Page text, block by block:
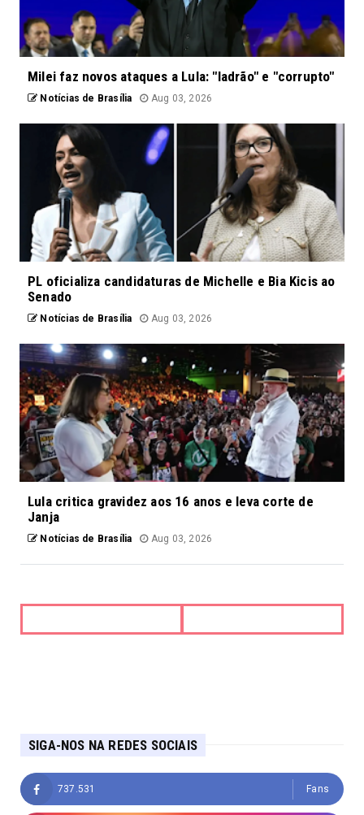
Milei faz novos ataques a Lula: "ladrão" e "corrupto"
Notícias de Brasília Aug 03, 2026
PL oficializa candidaturas de Michelle e Bia Kicis ao
Senado
Notícias de Brasília Aug 03, 2026
Lula critica gravidez aos 16 anos e leva corte de
Janja
Notícias de Brasília Aug 03, 2026
SIGA-NOS NA REDES SOCIAIS
737.531 Fans